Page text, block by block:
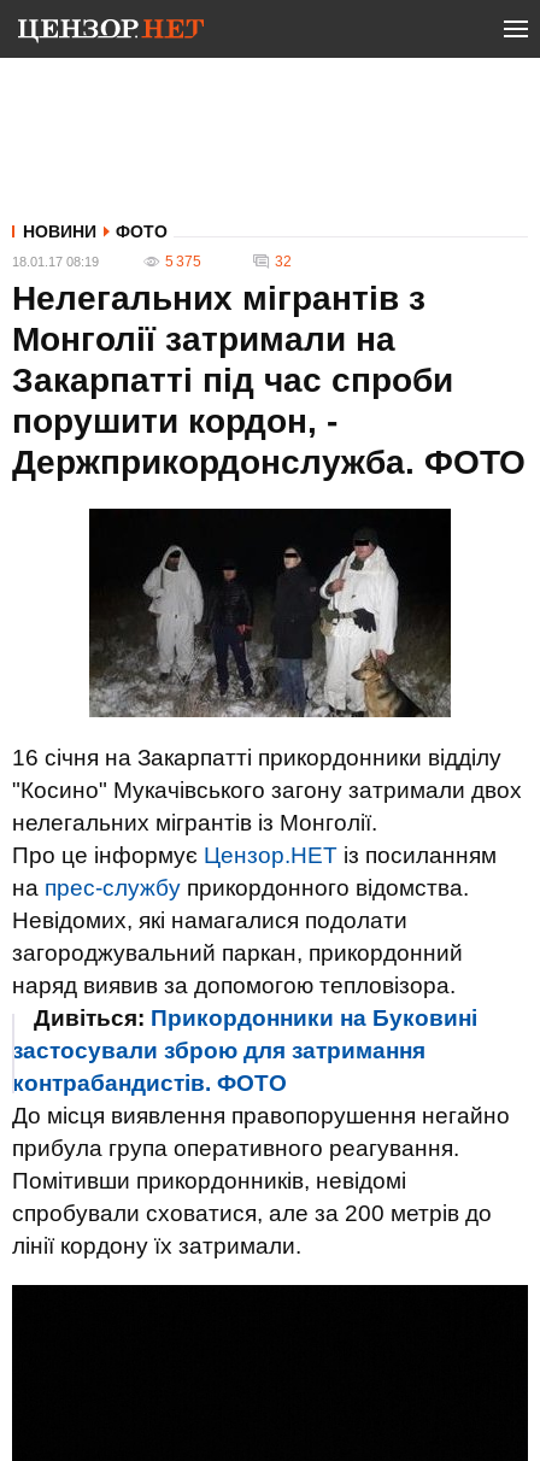
НОВИНИ ФОТО
18.01.17 08:19 5 375 32
Нелегальних мігрантів з
Монголії затримали на
Закарпатті під час спроби
порушити кордон, -
Держприкордонслужба. ФОТО
16 січня на Закарпатті прикордонники відділу
"Косино" Мукачівського загону затримали двох
нелегальних мігрантів із Монголії.
Про це інформує Цензор.НЕТ із посиланням
на прес-службу прикордонного відомства.
Невідомих, які намагалися подолати
загороджувальний паркан, прикордонний
наряд виявив за допомогою тепловізора.
Дивіться: Прикордонники на Буковині
застосували зброю для затримання
контрабандистів. ФОТО
До місця виявлення правопорушення негайно
прибула група оперативного реагування.
Помітивши прикордонників, невідомі
спробували сховатися, але за 200 метрів до
лінії кордону їх затримали.